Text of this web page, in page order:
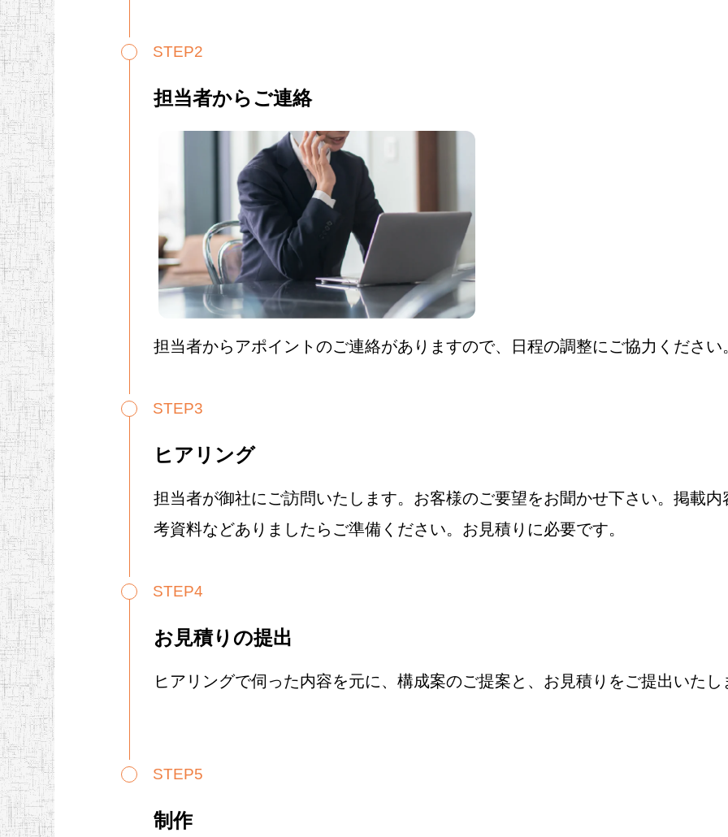
STEP2
担当者からご連絡
担当者からアポイントのご連絡がありますので、日程の調整にご協力ください
STEP3
ヒアリング
担当者が御社にご訪問いたします。お客様のご要望をお聞かせ下さい。掲載
考資料などありましたらご準備ください。お見積りに必要です。
STEP4
お見積りの提出
ヒアリングで伺った内容を元に、構成案のご提案と、お見積りをご提出いたし
STEP5
制作